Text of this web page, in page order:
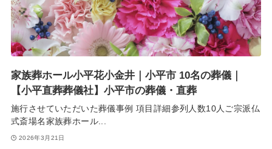
家族葬ホール小平花小金井｜小平市 10名の葬儀｜
【小平直葬葬儀社】小平市の葬儀・直葬
施行させていただいた葬儀事例 項目詳細参列人数10人ご宗派仏
式斎場名家族葬ホール...
2026年3月21日